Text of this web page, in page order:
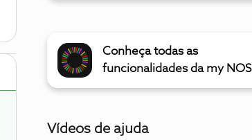
Conheça todas as
funcionalidades da my NOS
Vídeos de ajuda